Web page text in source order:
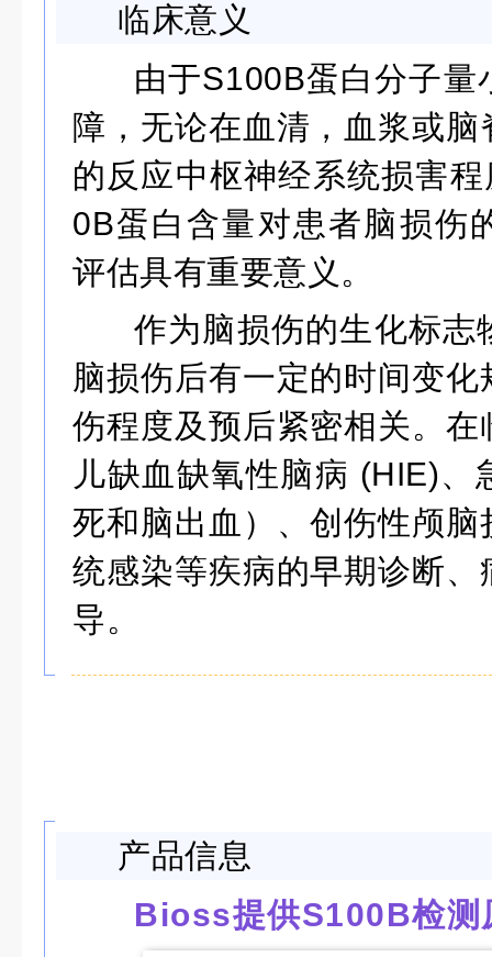
临床意义
由于S100B蛋白分子量
障，无论在血清，血浆或
的反应中枢神经系统损害
0B蛋白含量对患者脑损伤
评估具有重要意义。
作为脑损伤的生化标志
脑损伤后有一定的时间变
伤程度及预后紧密相关。
儿缺血缺氧性脑病 (HIE)、
死和脑出血）、创伤性颅
统感染等疾病的早期诊断
导。
产品信息
Bioss提供S100B检测